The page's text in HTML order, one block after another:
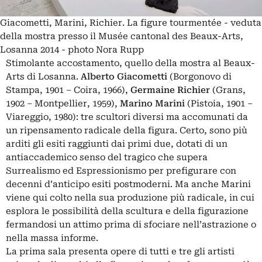
Giacometti, Marini, Richier. La figure tourmentée - veduta
della mostra presso il Musée cantonal des Beaux-Arts,
Losanna 2014 - photo Nora Rupp
Stimolante accostamento, quello della mostra al Beaux-
Arts di Losanna. Alberto Giacometti (Borgonovo di
Stampa, 1901 – Coira, 1966), Germaine Richier (Grans,
1902 – Montpellier, 1959), Marino Marini (Pistoia, 1901 –
Viareggio, 1980): tre scultori diversi ma accomunati da
un ripensamento radicale della figura. Certo, sono più
arditi gli esiti raggiunti dai primi due, dotati di un
antiaccademico senso del tragico che supera
Surrealismo ed Espressionismo per prefigurare con
decenni d’anticipo esiti postmoderni. Ma anche Marini
viene qui colto nella sua produzione più radicale, in cui
esplora le possibilità della scultura e della figurazione
fermandosi un attimo prima di sfociare nell’astrazione o
nella massa informe.
La prima sala presenta opere di tutti e tre gli artisti